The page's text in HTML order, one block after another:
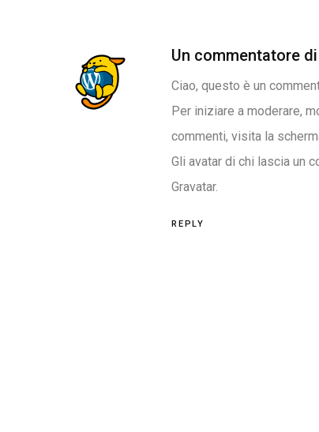
Un commentatore
Ciao, questo è un
Per iniziare a moderare,
commenti, visita la
Gli avatar di chi lascia un
Gravatar.
REPLY